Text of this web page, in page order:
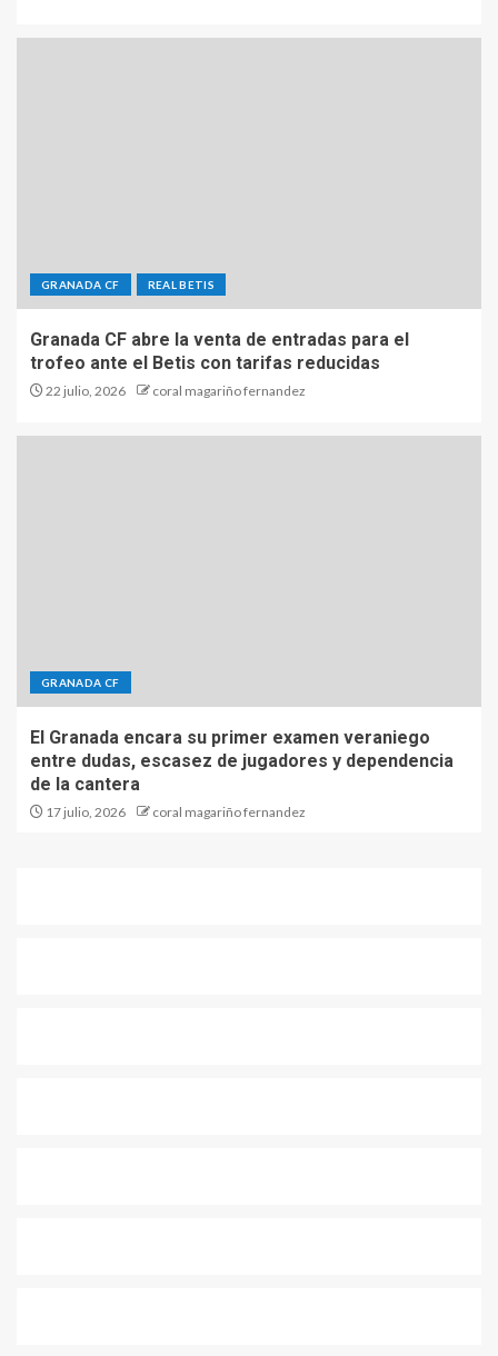
GRANADA CF REAL BETIS
Granada CF abre la venta de entradas para el
trofeo ante el Betis con tarifas reducidas
22 julio, 2026 coral magariño fernandez
GRANADA CF
El Granada encara su primer examen veraniego
entre dudas, escasez de jugadores y dependencia
de la cantera
17 julio, 2026 coral magariño fernandez